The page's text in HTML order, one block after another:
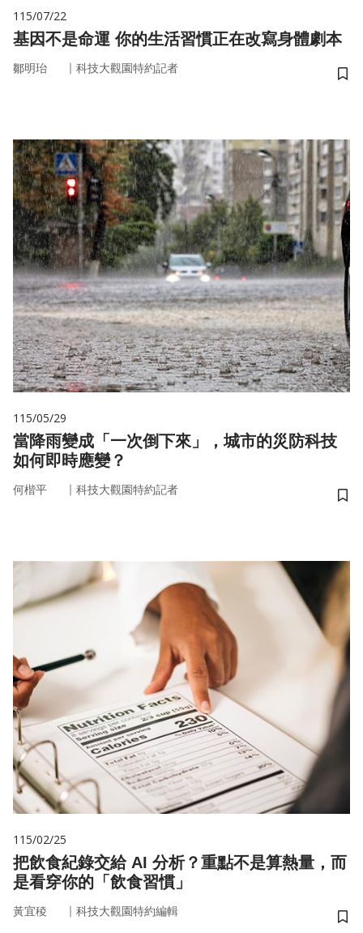
115/07/22
基因不是命運 你的生活習慣正在改寫身體劇本
鄒明珆 ｜ 科技大觀園特約記者
儲
115/05/29
當降雨變成「一次倒下來」，城市的災防科技
如何即時應變？
何楷平 ｜ 科技大觀園特約記者
儲
115/02/25
把飲食紀錄交給 AI 分析？重點不是算熱量，而
是看穿你的「飲食習慣」
黃宜稜 ｜ 科技大觀園特約編輯
儲